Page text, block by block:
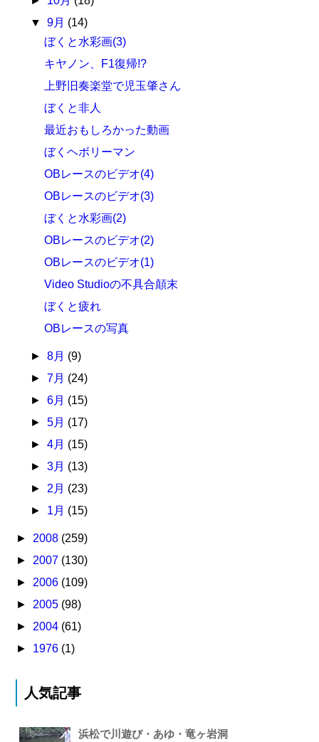
▼ 9月 (14)
ぼくと水彩画(3)
キヤノン、F1復帰!?
上野旧奏楽堂で児玉肇さん
ぼくと非人
最近おもしろかった動画
ぼくヘボリーマン
OBレースのビデオ(4)
OBレースのビデオ(3)
ぼくと水彩画(2)
OBレースのビデオ(2)
OBレースのビデオ(1)
Video Studioの不具合顛末
ぼくと疲れ
OBレースの写真
► 8月 (9)
► 7月 (24)
► 6月 (15)
► 5月 (17)
► 4月 (15)
► 3月 (13)
► 2月 (23)
► 1月 (15)
► 2008 (259)
► 2007 (130)
► 2006 (109)
► 2005 (98)
► 2004 (61)
► 1976 (1)
人気記事
浜松で川遊び・あゆ・竜ヶ岩洞